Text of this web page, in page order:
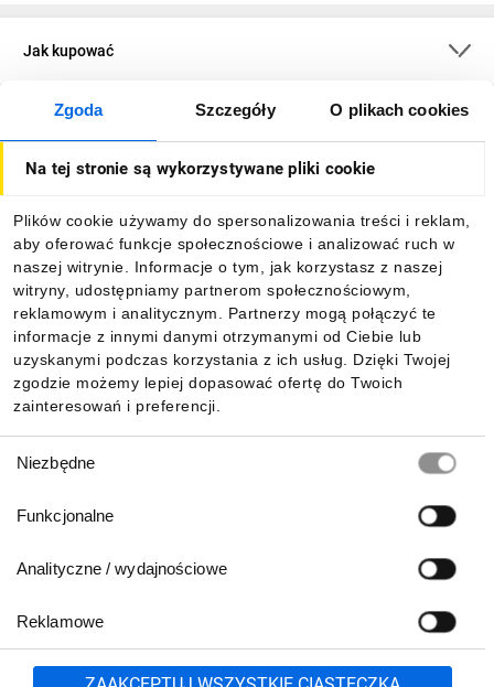
Zgoda Szczegóły O plikach cookies
Na tej stronie są wykorzystywane pliki cookie
Plików cookie używamy do spersonalizowania treści i reklam,
aby oferować funkcje społecznościowe i analizować ruch w
naszej witrynie. Informacje o tym, jak korzystasz z naszej
witryny, udostępniamy partnerom społecznościowym,
reklamowym i analitycznym. Partnerzy mogą połączyć te
informacje z innymi danymi otrzymanymi od Ciebie lub
uzyskanymi podczas korzystania z ich usług. Dzięki Twojej
zgodzie możemy lepiej dopasować ofertę do Twoich
zainteresowań i preferencji.
zgody
Niezbędne
Funkcjonalne
Analityczne / wydajnościowe
Reklamowe
Jak kupować
O firmie
Informacje
Pobierz naszą aplikację mobilną:
801 500 700 lub 71 37 61 600